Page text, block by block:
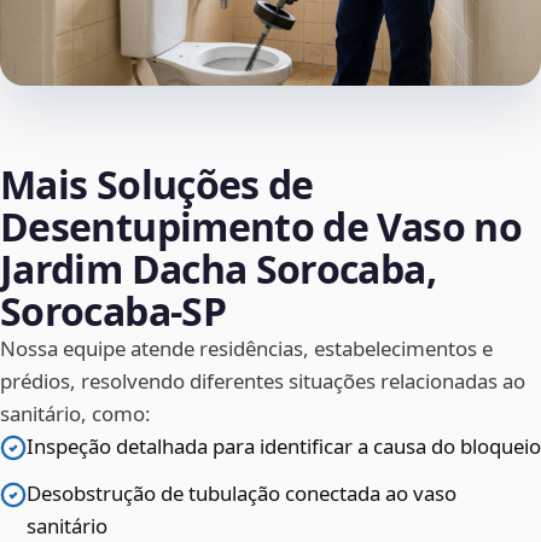
Mais Soluções de
Desentupimento de Vaso no
Jardim Dacha Sorocaba,
Sorocaba‑SP
Nossa equipe atende residências, estabelecimentos e
prédios, resolvendo diferentes situações relacionadas ao
sanitário, como:
Inspeção detalhada para identificar a causa do bloqueio
Desobstrução de tubulação conectada ao vaso
sanitário